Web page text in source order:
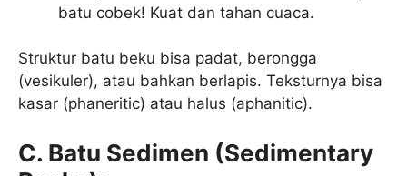
batu cobek! Kuat dan tahan cuaca.
Struktur batu beku bisa padat, berongga
(vesikuler), atau bahkan berlapis. Teksturnya bisa
kasar (phaneritic) atau halus (aphanitic).
C. Batu Sedimen (Sedimentary